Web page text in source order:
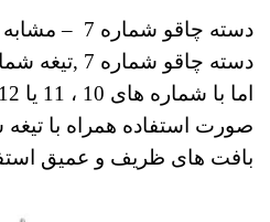
دسته چاقو شماره 7 – مشابه
اما با شماره های 10 ، 11 یا 12 کاملاً کار خواهد کرد.
بافت های ظریف و عمیق